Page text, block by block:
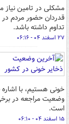
مشکلی در تامین نیاز
قدردان حضور مردم در
تداوم داشته باشد.
۲۷ اسفند ۰۴ - ۰۶:۱۶
خونی هستیم، با
وضعیت مراجعه در
است.
۱۵ اسفند ۰۴ - ۰۶:۱۰